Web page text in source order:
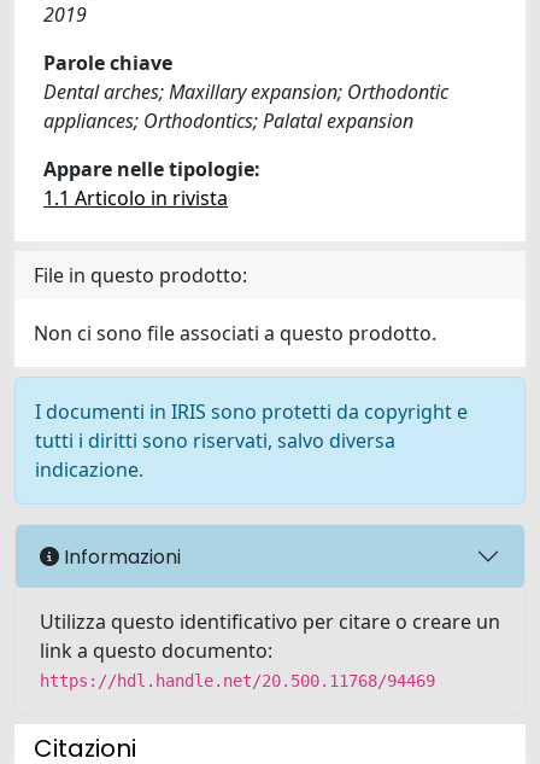
2019
Parole chiave
Dental arches; Maxillary expansion; Orthodontic
appliances; Orthodontics; Palatal expansion
Appare nelle tipologie:
1.1 Articolo in rivista
File in questo prodotto:
Non ci sono file associati a questo prodotto.
I documenti in IRIS sono protetti da copyright e
tutti i diritti sono riservati, salvo diversa
indicazione.
Informazioni
Utilizza questo identificativo per citare o creare un
link a questo documento:
https://hdl.handle.net/20.500.11768/94469
Citazioni